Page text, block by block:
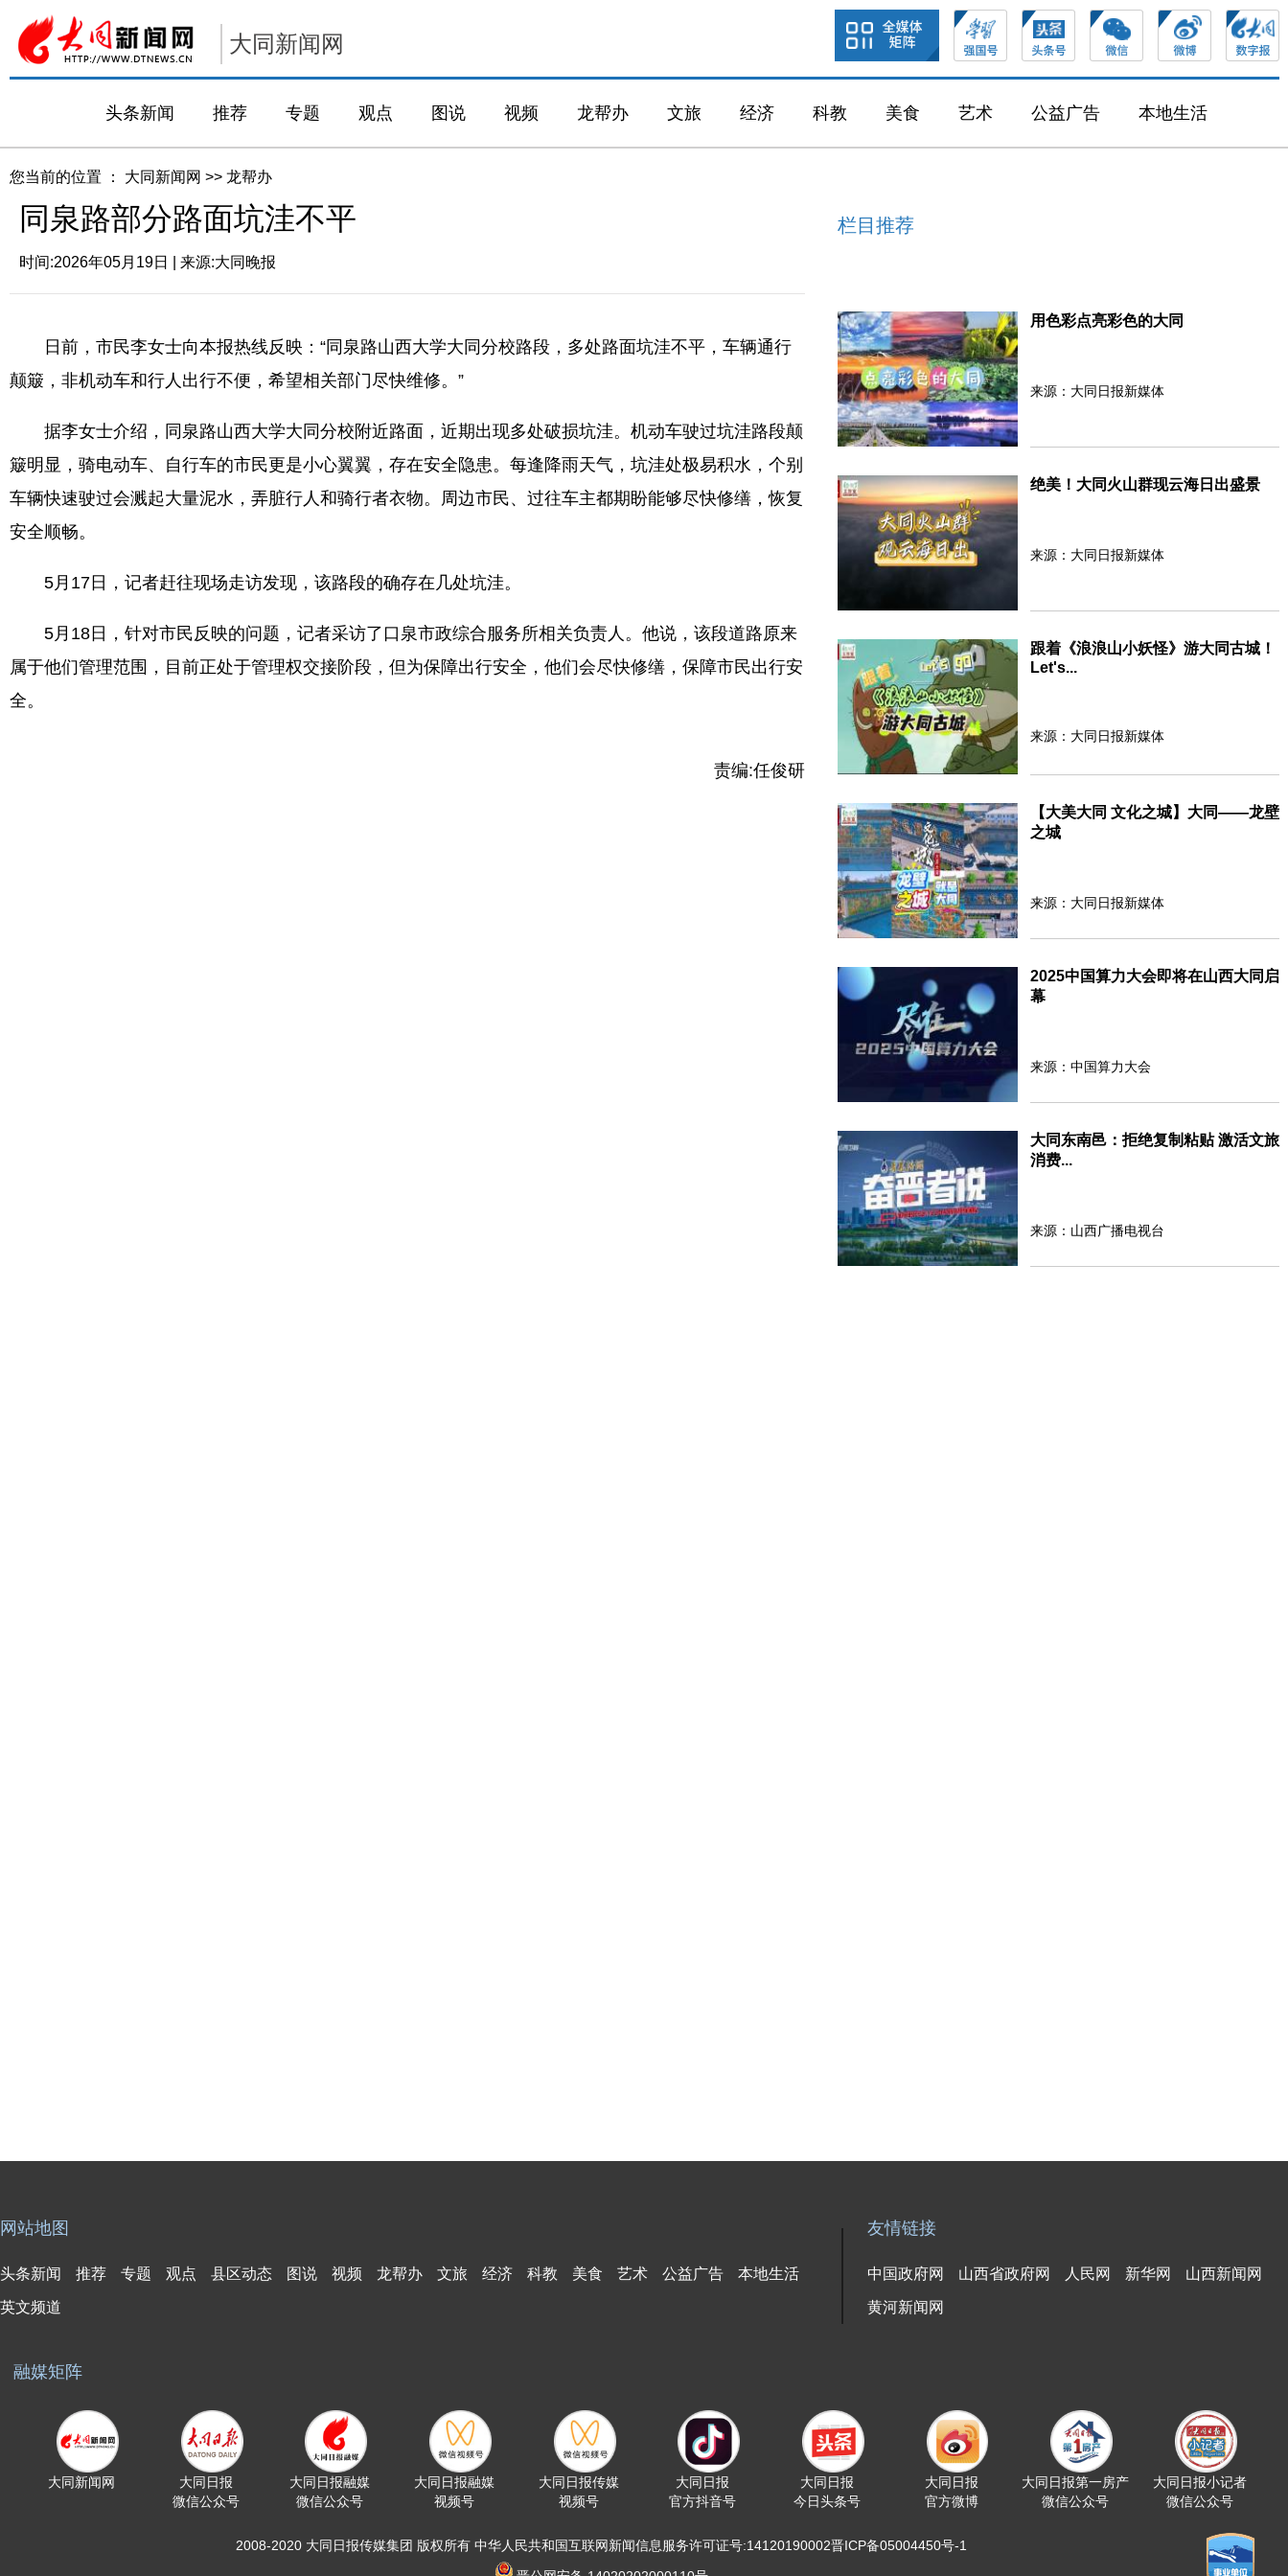
大同新闻网
头条新闻 推荐 专题 观点 图说 视频 龙帮办 文旅 经济 科教 美食 艺术 公益广告 本地生活
您当前的位置 ： 大同新闻网 >> 龙帮办
同泉路部分路面坑洼不平
时间:2026年05月19日 | 来源:大同晚报
日前，市民李女士向本报热线反映：“同泉路山西大学大同分校路段，多处路面坑洼不平，车辆通行
颠簸，非机动车和行人出行不便，希望相关部门尽快维修。”
据李女士介绍，同泉路山西大学大同分校附近路面，近期出现多处破损坑洼。机动车驶过坑洼路段颠
簸明显，骑电动车、自行车的市民更是小心翼翼，存在安全隐患。每逢降雨天气，坑洼处极易积水，个别
车辆快速驶过会溅起大量泥水，弄脏行人和骑行者衣物。周边市民、过往车主都期盼能够尽快修缮，恢复
安全顺畅。
5月17日，记者赶往现场走访发现，该路段的确存在几处坑洼。
5月18日，针对市民反映的问题，记者采访了口泉市政综合服务所相关负责人。他说，该段道路原来
属于他们管理范围，目前正处于管理权交接阶段，但为保障出行安全，他们会尽快修缮，保障市民出行安
全。
责编:任俊研
栏目推荐
用色彩点亮彩色的大同
来源：大同日报新媒体
绝美！大同火山群现云海日出盛景
来源：大同日报新媒体
跟着《浪浪山小妖怪》游大同古城！
Let's...
来源：大同日报新媒体
【大美大同 文化之城】大同——龙壁
之城
来源：大同日报新媒体
2025中国算力大会即将在山西大同启
幕
来源：中国算力大会
大同东南邑：拒绝复制粘贴 激活文旅
消费...
来源：山西广播电视台
网站地图
头条新闻 推荐 专题 观点 县区动态 图说 视频 龙帮办 文旅 经济 科教 美食 艺术 公益广告 本地生活
英文频道
友情链接
中国政府网 山西省政府网 人民网 新华网 山西新闻网
黄河新闻网
融媒矩阵
大同新闻网
大同日报
微信公众号
大同日报融媒
微信公众号
大同日报融媒
视频号
大同日报传媒
视频号
大同日报
官方抖音号
大同日报
今日头条号
大同日报
官方微博
大同日报第一房产
微信公众号
大同日报小记者
微信公众号
2008-2020 大同日报传媒集团 版权所有 中华人民共和国互联网新闻信息服务许可证号:14120190002晋ICP备05004450号-1